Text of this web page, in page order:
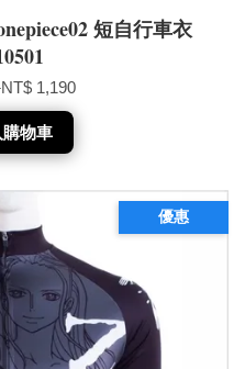
短自行車衣
NT$ 1,190
購物車
優惠